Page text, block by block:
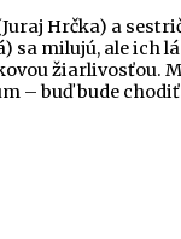
Hrčka) a
sa milujú, ale ich
žiarlivosťou.
– buď bude